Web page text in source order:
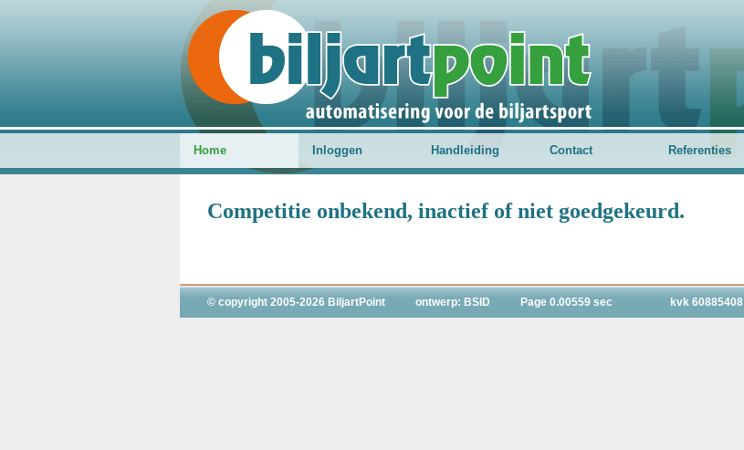
Home Inloggen Handleiding Contact Referenties
Competitie onbekend, inactief of niet goedgekeurd.
© copyright 2005-2026 BiljartPoint ontwerp: BSID Page 0.00559 sec kvk 60885408